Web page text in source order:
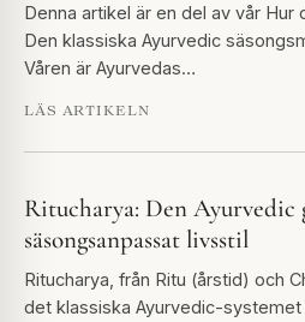
Denna artikel är en del av vår Hur
Den klassiska Ayurvedic
Våren är Ayurvedas…
LÄS ARTIKELN
Ritucharya: Den Ayurvedic
säsongsanpassat livsstil
Ritucharya, från Ritu (årstid) och
det klassiska Ayurvedic-systemet